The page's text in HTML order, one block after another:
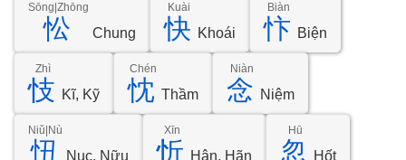
忪
Sōng|Zhōng
Chung 快
Kuài
Khoái 忭
Biàn
Biện
忮
Zhì
Kĩ, Kỹ 忱
Chén
Thầm 念
Niàn
Niệm
忸
Niǔ|Nù
Nục, Nữu 忻
Xīn
Hân, Hãn 忽
Hū
Hốt